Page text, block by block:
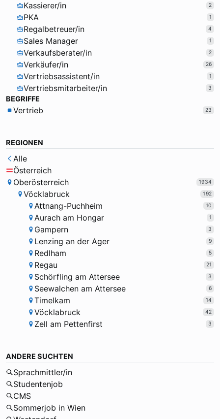
Kassierer/in 2
PKA 1
Regalbetreuer/in 4
Sales Manager 1
Verkaufsberater/in 2
Verkäufer/in 26
Vertriebsassistent/in 1
Vertriebsmitarbeiter/in 3
BEGRIFFE
Vertrieb 23
REGIONEN
Alle
Österreich
Oberösterreich
1934
Vöcklabruck 192
Attnang-Puchheim 10
Aurach am Hongar 1
Gampern 3
Lenzing an der Ager 9
Redlham 5
Regau 21
Schörfling am Attersee 3
Seewalchen am Attersee 6
Timelkam 14
Vöcklabruck 42
Zell am Pettenfirst 3
ANDERE SUCHTEN
Sprachmittler/in
Studentenjob
CMS
Sommerjob in Wien